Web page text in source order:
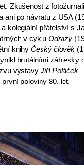
Zkušenost z
ani po návratu z USA
kolegiální přátelství s
v cyklu Odrazy
knihy Český člověk
brutálními záblesky
výstavy Jiří Poláček
první poloviny 80. let.